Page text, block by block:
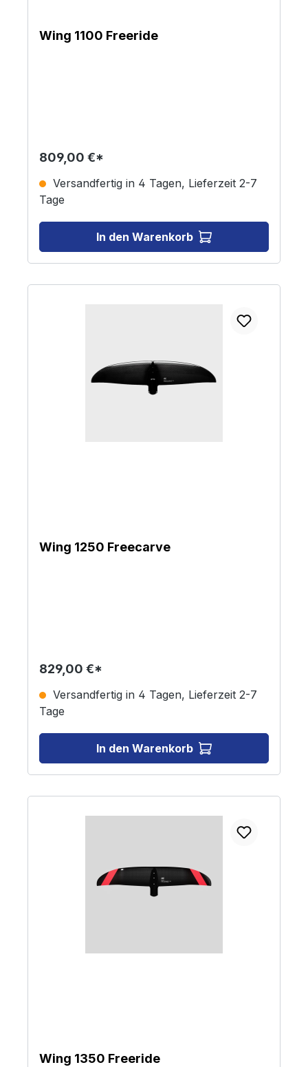
Wing 1100 Freeride
809,00 €*
Versandfertig in 4 Tagen, Lieferzeit 2-7
Tage
In den Warenkorb
Wing 1250 Freecarve
829,00 €*
Versandfertig in 4 Tagen, Lieferzeit 2-7
Tage
In den Warenkorb
Wing 1350 Freeride